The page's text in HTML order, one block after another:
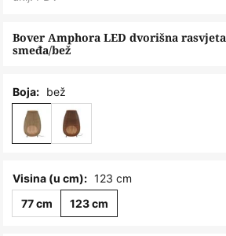
of
the
gallery
Bover Amphora LED dvorišna
smeđa/bež
Boja: bež
Visina (u cm): 123 cm
77 cm 123 cm